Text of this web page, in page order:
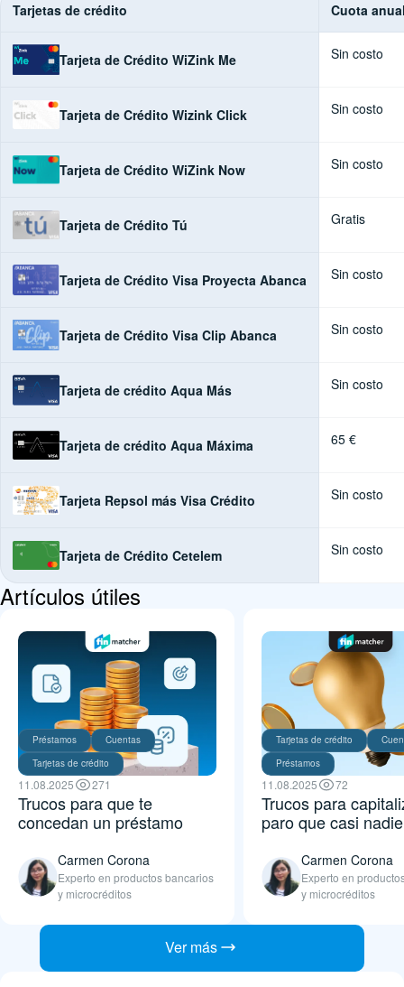
Tarjetas de crédito Cuota
Tarjeta de Crédito WiZink Me Sin costo
Tarjeta de Crédito Wizink Click Sin costo
Tarjeta de Crédito WiZink Now Sin costo
Tarjeta de Crédito Tú Gratis
Tarjeta de Crédito Visa Proyecta Abanca Sin costo
Tarjeta de Crédito Visa Clip Abanca Sin costo
Tarjeta de crédito Aqua Más Sin costo
Tarjeta de crédito Aqua Máxima 65 €
Tarjeta Repsol más Visa Crédito Sin costo
Tarjeta de Crédito Cetelem Sin costo
Artículos útiles
Préstamos
Cuentas
Tarjetas de crédito
11.08.2025 271
Trucos para que te
concedan un préstamo
Carmen Corona
Experto en productos bancarios
y microcréditos
Tarjetas de crédito
Préstamos
11.08.2025 72
Trucos para
paro que casi
Carmen Corona
Experto en
y microcréditos
Ver más